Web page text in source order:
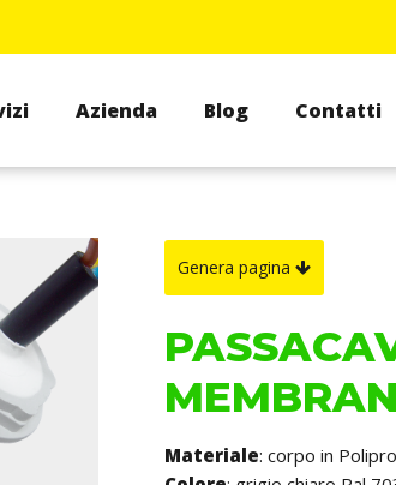
Azienda Blog Contatti
Genera pagina
Materiale: corpo in